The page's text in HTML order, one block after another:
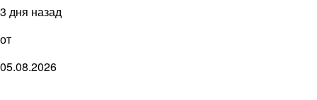
3 дня назад
от
05.08.2026